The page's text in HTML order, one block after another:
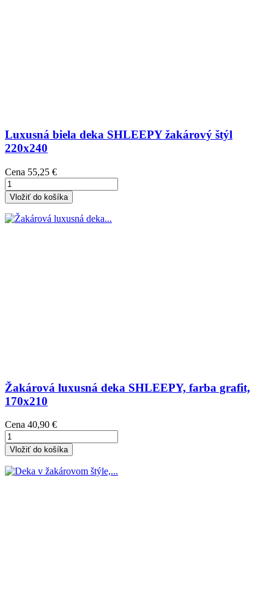
Luxusná biela deka SHLEEPY žakárový štýl
220x240
Cena 55,25 €
Vložiť do košíka
Žakárová luxusná deka SHLEEPY, farba grafit,
170x210
Cena 40,90 €
Vložiť do košíka